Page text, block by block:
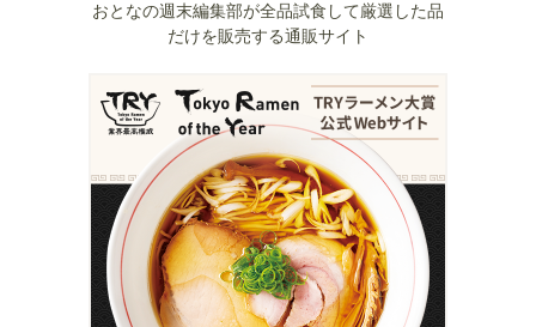
おとなの週末編集部が全品試食して厳選した品
だけを販売する通販サイト